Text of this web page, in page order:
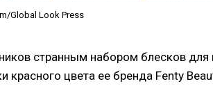
Global Look Press
странным набором блесков для
красного цвета ее бренда Fenty